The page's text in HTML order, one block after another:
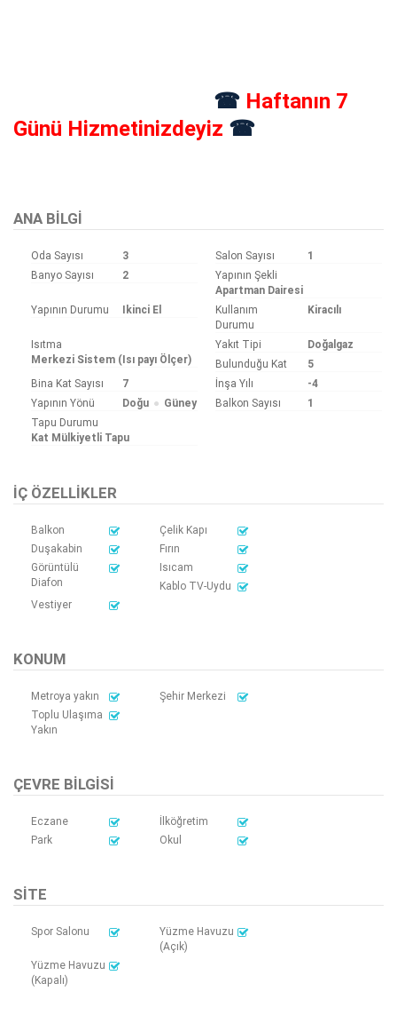
☎ Haftanın 7
Günü Hizmetinizdeyiz ☎
ANA BILGI
Oda Sayısı 3 Salon Sayısı
1
Banyo Sayısı
2
Yapının Şekli
Apartman Dairesi
Yapının Durumu
Ikinci El
Kullanım
Durumu
Kiracılı
Isıtma
Merkezi Sistem (Isı payı Ölçer)
Yakıt Tipi
Doğalgaz
Bulunduğu Kat
5
Bina Kat Sayısı
7 İnşa Yılı
-4
Yapının Yönü
Doğu Güney Balkon Sayısı
1
Tapu Durumu
Kat Mülkiyetli Tapu
İÇ ÖZELLIKLER
Balkon
Çelik Kapı
Duşakabin
Fırın
Görüntülü
Diafon
Isıcam
Kablo TV-Uydu
Vestiyer
KONUM
Metroya yakın
Şehir Merkezi
Toplu Ulaşıma
Yakın
ÇEVRE BILGISI
Eczane
İlköğretim
Park
Okul
SITE
Spor Salonu
Yüzme Havuzu
(Açık)
Yüzme Havuzu
(Kapalı)